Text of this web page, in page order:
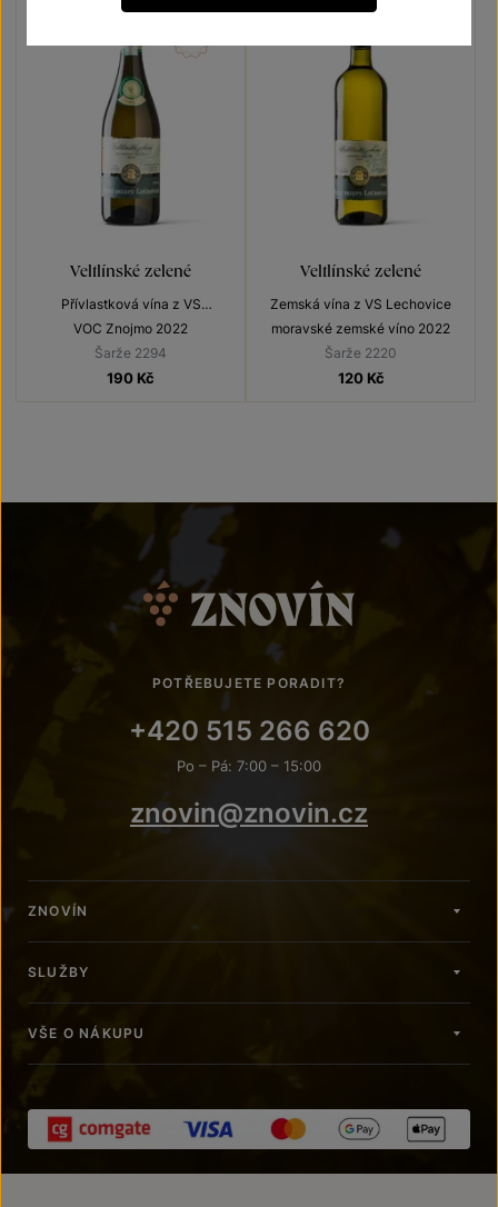
Veltlínské zelené
Přívlastková vína z VS
Lechovice
VOC Znojmo 2022
Šarže 2294
190 Kč
Veltlínské zelené
Zemská vína z VS Lechovice
moravské zemské víno 2022
Šarže 2220
120 Kč
POTŘEBUJETE PORADIT?
+420 515 266 620
Po – Pá: 7:00 – 15:00
znovin@znovin.cz
ZNOVÍN
SLUŽBY
VŠE O NÁKUPU